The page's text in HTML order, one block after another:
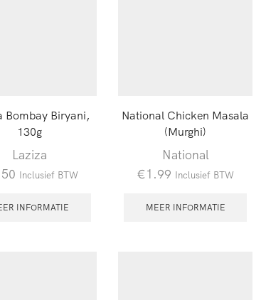
Bombay Biryani,
130g
Laziza
Inclusief BTW
INFORMATIE
National Chicken Masala
(Murghi)
National
€1.99 Inclusief BTW
MEER INFORMATIE